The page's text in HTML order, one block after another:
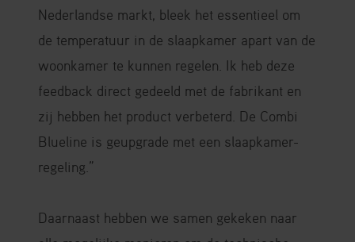
Nederlandse markt, bleek het essentieel om
de temperatuur in de slaapkamer apart van de
woonkamer te kunnen regelen. Ik heb deze
feedback direct gedeeld met de fabrikant en
zij hebben het product verbeterd. De Combi
Blueline is geupgrade met een slaapkamer-
regeling.”
Daarnaast hebben we samen gekeken naar